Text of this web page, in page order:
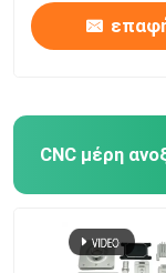
CNC μέρη